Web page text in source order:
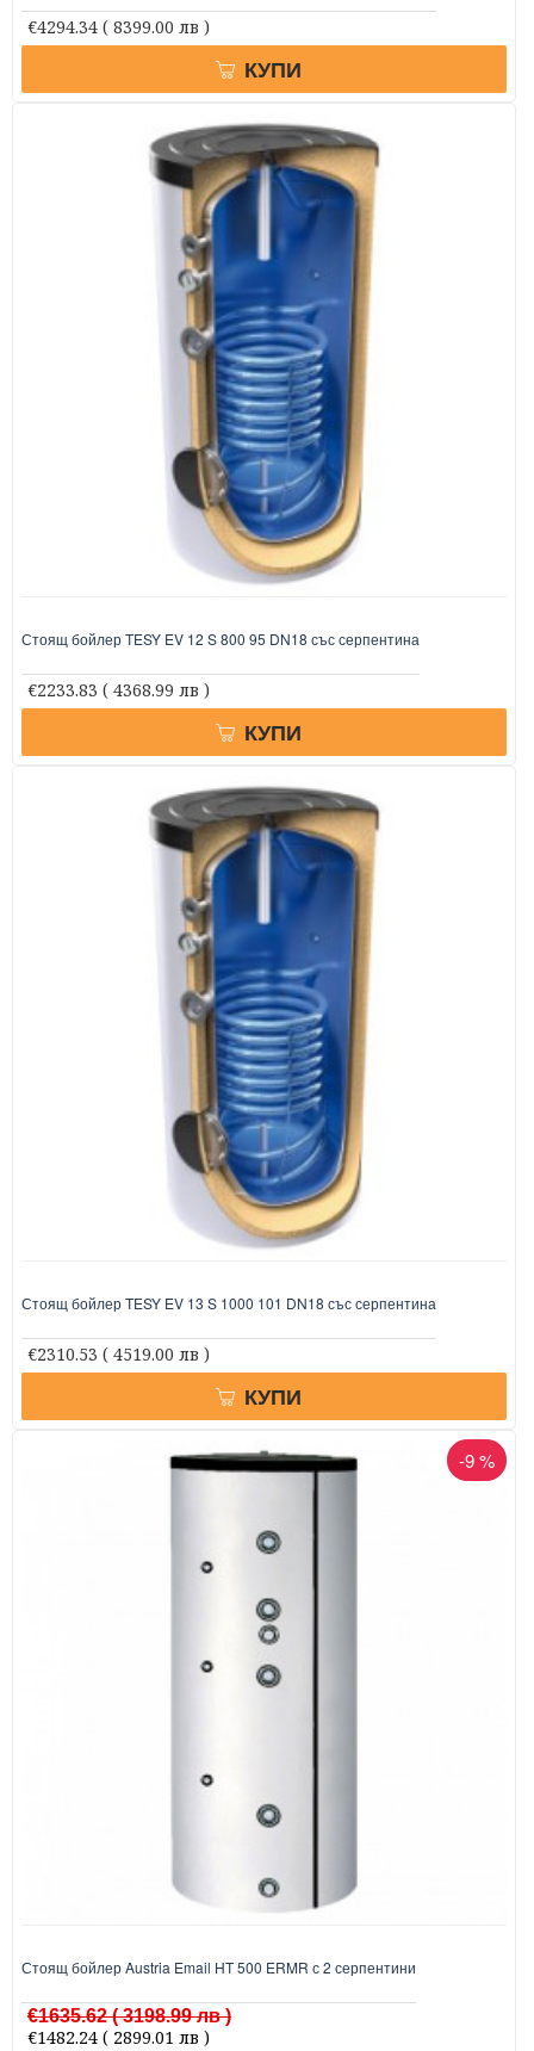
€4294.34 ( 8399.00 лв )
КУПИ
Стоящ бойлер TESY EV 12 S 800 95 DN18 със серпентина
€2233.83 ( 4368.99 лв )
КУПИ
Стоящ бойлер TESY EV 13 S 1000 101 DN18 със серпентина
€2310.53 ( 4519.00 лв )
КУПИ
-9 %
Стоящ бойлер Austria Email HT 500 ERMR с 2 серпентини
€1635.62( 3198.99 лв )
€1482.24 ( 2899.01 лв )